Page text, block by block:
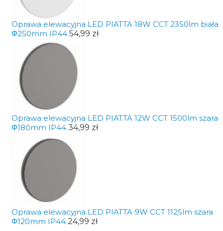
Oprawa elewacyjna LED PIATTA 18W CCT 2350lm biała
Φ250mm IP44 54,99 zł
Oprawa elewacyjna LED PIATTA 12W CCT 1500lm szara
Φ180mm IP44 34,99 zł
Oprawa elewacyjna LED PIATTA 9W CCT 1125lm szara
Φ120mm IP44 24,99 zł